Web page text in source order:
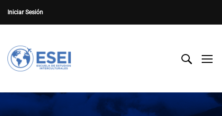
Iniciar Sesión